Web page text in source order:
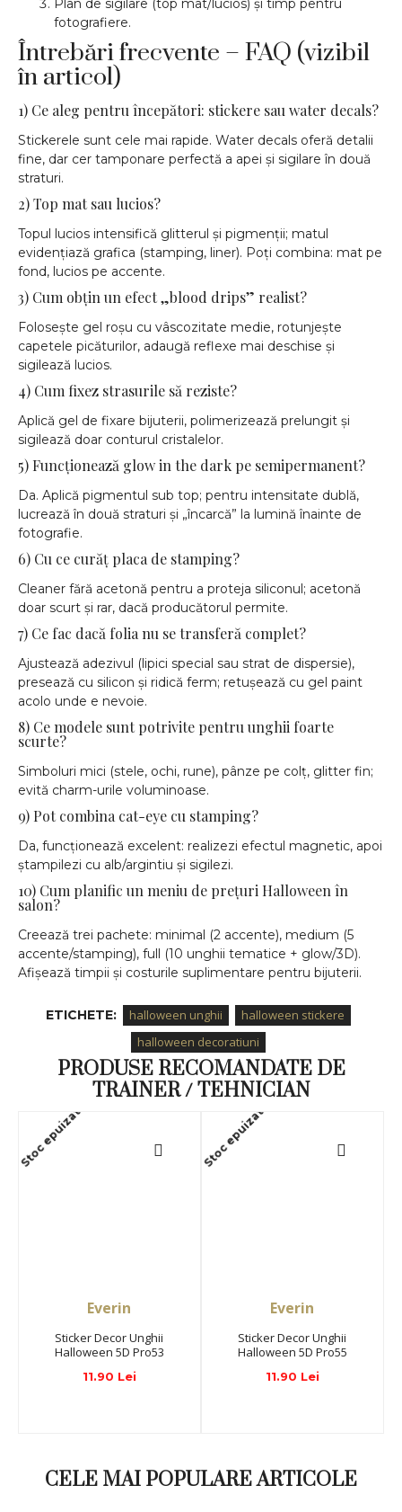
Plan de sigilare (top mat/lucios) și timp pentru
fotografiere.
Întrebări frecvente – FAQ (vizibil
în articol)
1) Ce aleg pentru începători: stickere sau water decals?
Stickerele sunt cele mai rapide. Water decals oferă detalii
fine, dar cer tamponare perfectă a apei și sigilare în două
straturi.
2) Top mat sau lucios?
Topul lucios intensifică glitterul și pigmenții; matul
evidențiază grafica (stamping, liner). Poți combina: mat pe
fond, lucios pe accente.
3) Cum obțin un efect „blood drips” realist?
Folosește gel roșu cu vâscozitate medie, rotunjește
capetele picăturilor, adaugă reflexe mai deschise și
sigilează lucios.
4) Cum fixez strasurile să reziste?
Aplică gel de fixare bijuterii, polimerizează prelungit și
sigilează doar conturul cristalelor.
5) Funcționează glow in the dark pe semipermanent?
Da. Aplică pigmentul sub top; pentru intensitate dublă,
lucrează în două straturi și „încarcă” la lumină înainte de
fotografie.
6) Cu ce curăț placa de stamping?
Cleaner fără acetonă pentru a proteja siliconul; acetonă
doar scurt și rar, dacă producătorul permite.
7) Ce fac dacă folia nu se transferă complet?
Ajustează adezivul (lipici special sau strat de dispersie),
presează cu silicon și ridică ferm; retușează cu gel paint
acolo unde e nevoie.
8) Ce modele sunt potrivite pentru unghii foarte
scurte?
Simboluri mici (stele, ochi, rune), pânze pe colț, glitter fin;
evită charm-urile voluminoase.
9) Pot combina cat-eye cu stamping?
Da, funcționează excelent: realizezi efectul magnetic, apoi
ștampilezi cu alb/argintiu și sigilezi.
10) Cum planific un meniu de prețuri Halloween în
salon?
Creează trei pachete: minimal (2 accente), medium (5
accente/stamping), full (10 unghii tematice + glow/3D).
Afișează timpii și costurile suplimentare pentru bijuterii.
ETICHETE: halloween unghii
halloween stickere
halloween decoratiuni
PRODUSE RECOMANDATE DE
TRAINER / TEHNICIAN
Stoc epuizat
Everin
Sticker Decor Unghii
Halloween 5D Pro53
11.90 Lei
Stoc epuizat
Everin
Sticker Decor Unghii
Halloween 5D Pro55
11.90 Lei
CELE MAI POPULARE ARTICOLE